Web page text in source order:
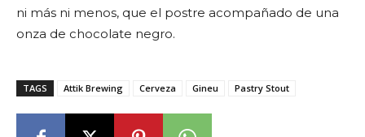
ni más ni menos, que el postre acompañado de una
onza de chocolate negro.
TAGS Attik Brewing Cerveza Gineu Pastry Stout